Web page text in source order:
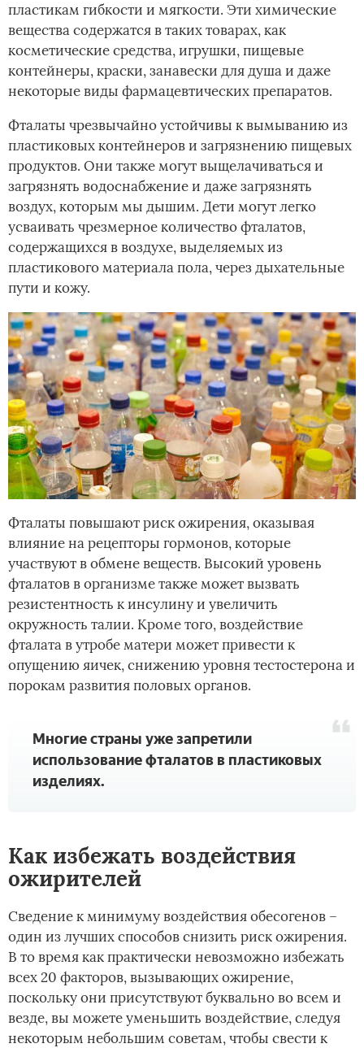
пластикам гибкости и мягкости. Эти химические
вещества содержатся в таких товарах, как
косметические средства, игрушки, пищевые
контейнеры, краски, занавески для душа и даже
некоторые виды фармацевтических препаратов.
Фталаты чрезвычайно устойчивы к вымыванию из
пластиковых контейнеров и загрязнению пищевых
продуктов. Они также могут выщелачиваться и
загрязнять водоснабжение и даже загрязнять
воздух, которым мы дышим. Дети могут легко
усваивать чрезмерное количество фталатов,
содержащихся в воздухе, выделяемых из
пластикового материала пола, через дыхательные
пути и кожу.
Фталаты повышают риск ожирения, оказывая
влияние на рецепторы гормонов, которые
участвуют в обмене веществ. Высокий уровень
фталатов в организме также может вызвать
резистентность к инсулину и увеличить
окружность талии. Кроме того, воздействие
фталата в утробе матери может привести к
опущению яичек, снижению уровня тестостерона и
порокам развития половых органов.
Многие страны уже запретили
использование фталатов в пластиковых
изделиях.
Как избежать воздействия
ожирителей
Сведение к минимуму воздействия обесогенов –
один из лучших способов снизить риск ожирения.
В то время как практически невозможно избежать
всех 20 факторов, вызывающих ожирение,
поскольку они присутствуют буквально во всем и
везде, вы можете уменьшить воздействие, следуя
некоторым небольшим советам, чтобы свести к